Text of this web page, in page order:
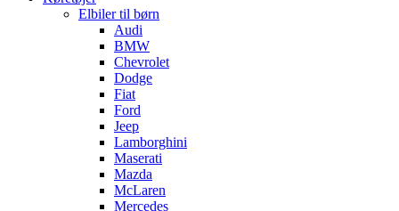
Elbiler til børn
Audi
BMW
Chevrolet
Dodge
Fiat
Ford
Jeep
Lamborghini
Maserati
Mazda
McLaren
Mercedes